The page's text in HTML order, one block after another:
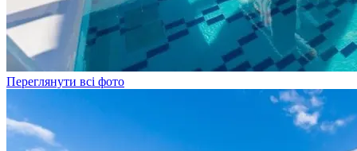
Переглянути всі фото